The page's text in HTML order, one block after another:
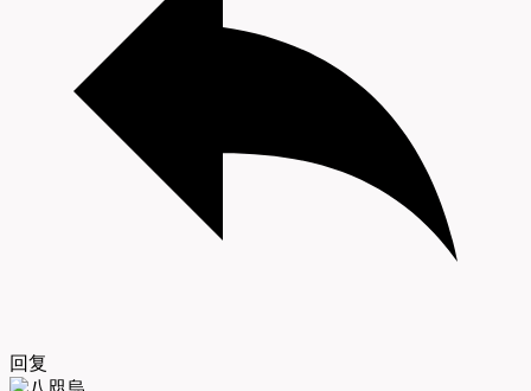
回复